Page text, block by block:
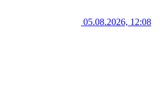
05.08.2026, 12:08